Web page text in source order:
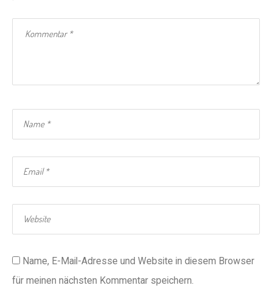
Name, E-Mail-Adresse und Website in diesem Browser
für meinen nächsten Kommentar speichern.